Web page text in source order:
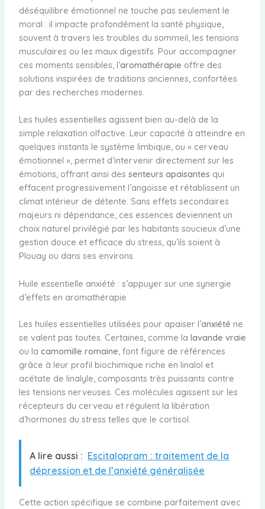
déséquilibre émotionnel ne touche pas seulement le
moral : il impacte profondément la santé physique,
souvent à travers les troubles du sommeil, les tensions
musculaires ou les maux digestifs. Pour accompagner
ces moments sensibles, l’aromathérapie offre des
solutions inspirées de traditions anciennes, confortées
par des recherches modernes.
Les huiles essentielles agissent bien au-delà de la
simple relaxation olfactive. Leur capacité à atteindre en
quelques instants le système limbique, ou « cerveau
émotionnel », permet d’intervenir directement sur les
émotions, offrant ainsi des senteurs apaisantes qui
effacent progressivement l’angoisse et rétablissent un
climat intérieur de détente. Sans effets secondaires
majeurs ni dépendance, ces essences deviennent un
choix naturel privilégié par les habitants soucieux d’une
gestion douce et efficace du stress, qu’ils soient à
Plouay ou dans ses environs.
Huile essentielle anxiété : s’appuyer sur une synergie
d’effets en aromathérapie
Les huiles essentielles utilisées pour apaiser l’anxiété ne
se valent pas toutes. Certaines, comme la lavande vraie
ou la camomille romaine , font figure de références
grâce à leur profil biochimique riche en linalol et
acétate de linalyle, composants très puissants contre
les tensions nerveuses. Ces molécules agissent sur les
récepteurs du cerveau et régulent la libération
d’hormones du stress telles que le cortisol.
A lire aussi : Escitalopram : traitement de la
dépression et de l’anxiété généralisée
Cette action spécifique se combine parfaitement avec